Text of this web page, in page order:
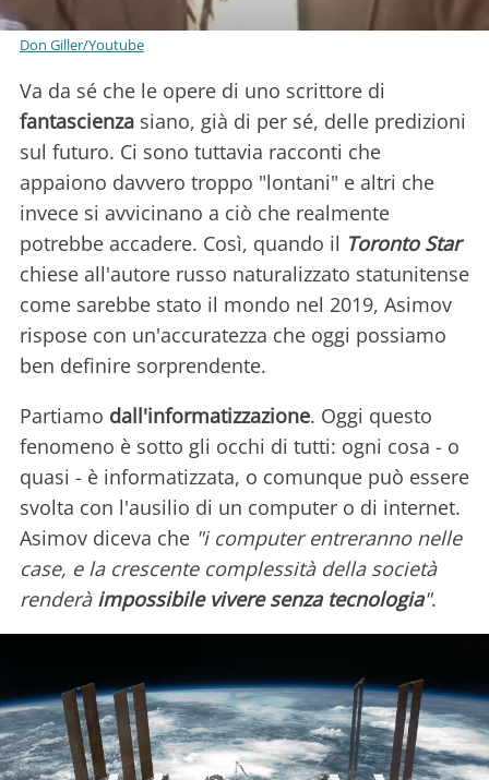
Don Giller/Youtube
Va da sé che le opere di uno scrittore di
fantascienza siano, già di per sé, delle predizioni
sul futuro. Ci sono tuttavia racconti che
appaiono davvero troppo "lontani" e altri che
invece si avvicinano a ciò che realmente
potrebbe accadere. Così, quando il Toronto Star
chiese all'autore russo naturalizzato statunitense
come sarebbe stato il mondo nel 2019, Asimov
rispose con un'accuratezza che oggi possiamo
ben definire sorprendente.
Partiamo dall'informatizzazione. Oggi questo
fenomeno è sotto gli occhi di tutti: ogni cosa - o
quasi - è informatizzata, o comunque può essere
svolta con l'ausilio di un computer o di internet.
Asimov diceva che "i computer entreranno nelle
case, e la crescente complessità della società
renderàimpossibile vivere senza tecnologia".